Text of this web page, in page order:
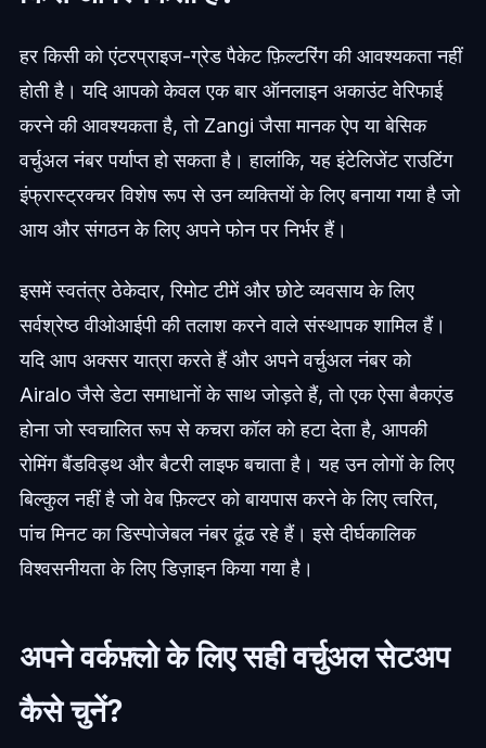
हर किसी को एंटरप्राइज-ग्रेड पैकेट फ़िल्टरिंग की आवश्यकता नहीं
होती है। यदि आपको केवल एक बार ऑनलाइन अकाउंट वेरिफाई
करने की आवश्यकता है, तो Zangi जैसा मानक ऐप या बेसिक
वर्चुअल नंबर पर्याप्त हो सकता है। हालांकि, यह इंटेलिजेंट राउटिंग
इंफ्रास्ट्रक्चर विशेष रूप से उन व्यक्तियों के लिए बनाया गया है जो
आय और संगठन के लिए अपने फोन पर निर्भर हैं।
इसमें स्वतंत्र ठेकेदार, रिमोट टीमें और छोटे व्यवसाय के लिए
सर्वश्रेष्ठ वीओआईपी की तलाश करने वाले संस्थापक शामिल हैं।
यदि आप अक्सर यात्रा करते हैं और अपने वर्चुअल नंबर को
Airalo जैसे डेटा समाधानों के साथ जोड़ते हैं, तो एक ऐसा बैकएंड
होना जो स्वचालित रूप से कचरा कॉल को हटा देता है, आपकी
रोमिंग बैंडविड्थ और बैटरी लाइफ बचाता है। यह उन लोगों के लिए
बिल्कुल नहीं है जो वेब फ़िल्टर को बायपास करने के लिए त्वरित,
पांच मिनट का डिस्पोजेबल नंबर ढूंढ रहे हैं। इसे दीर्घकालिक
विश्वसनीयता के लिए डिज़ाइन किया गया है।
अपने वर्कफ़्लो के लिए सही वर्चुअल सेटअप
कैसे चुनें?